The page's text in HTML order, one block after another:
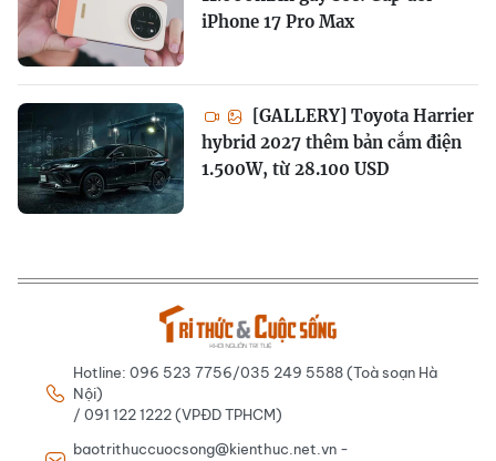
iPhone 17 Pro Max
[GALLERY] Toyota Harrier
hybrid 2027 thêm bản cắm điện
1.500W, từ 28.100 USD
Hotline: 096 523 7756/035 249 5588 (Toà soạn Hà
Nội)
/ 091 122 1222 (VPĐD TPHCM)
baotrithuccuocsong@kienthuc.net.vn -